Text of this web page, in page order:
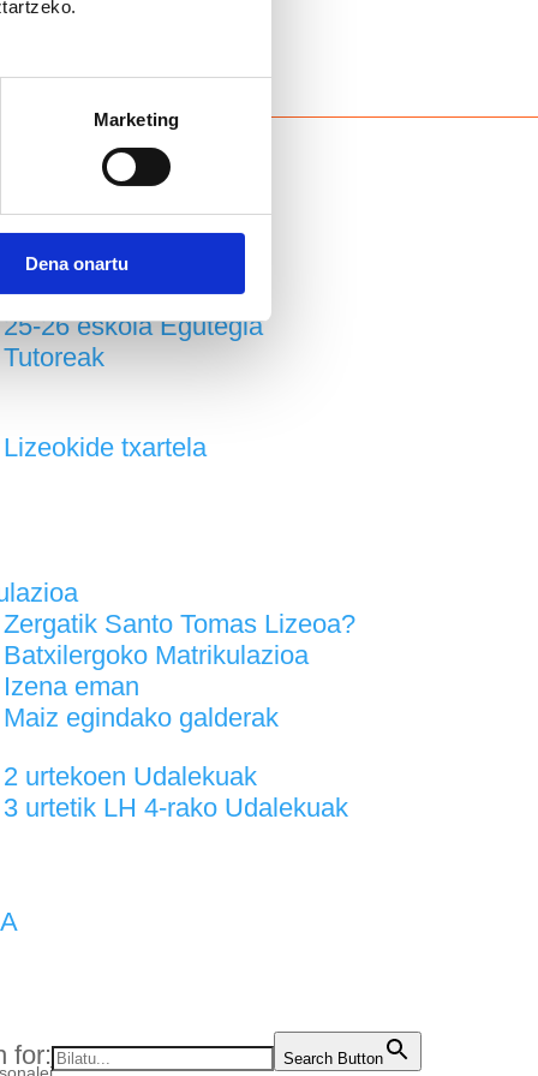
Marketing
Dena onartu
Ikasturteko antolaketa
Ikasmaterial eskaerak
25-26 eskola Egutegia
Tutoreak
Lizeokide txartela
Zergatik Santo Tomas Lizeoa?
Batxilergoko Matrikulazioa
Izena eman
Maiz egindako galderak
2 urtekoen Udalekuak
3 urtetik LH 4-rako Udalekuak
for: Search Button